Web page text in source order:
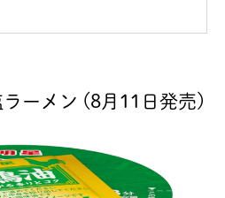
ーメン (8月11日発売)